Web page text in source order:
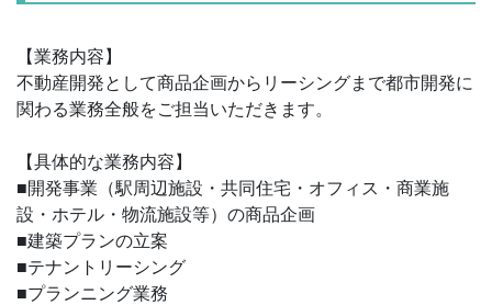
【業務内容】
不動産開発として商品企画からリーシングまで都市開発に
関わる業務全般をご担当いただきます。
【具体的な業務内容】
■開発事業（駅周辺施設・共同住宅・オフィス・商業施
設・ホテル・物流施設等）の商品企画
■建築プランの立案
■テナントリーシング
■プランニング業務